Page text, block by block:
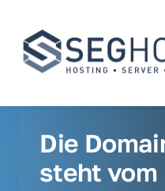
Die
steht vom